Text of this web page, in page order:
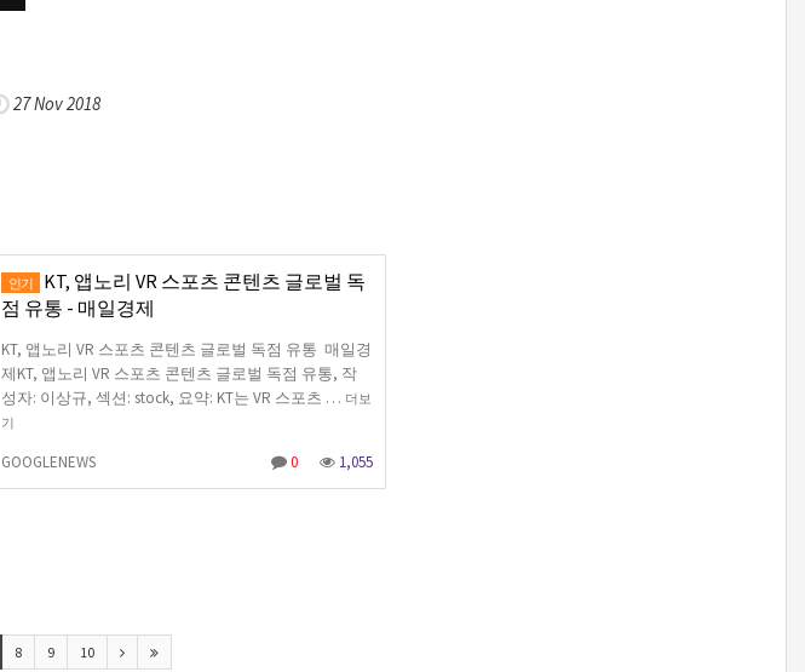
27 Nov 2018
인기
KT, 앱노리 VR 스포츠 콘텐츠 글로벌 독
점 유통 - 매일경제
KT, 앱노리 VR 스포츠 콘텐츠 글로벌 독점 유통 매일경
제KT, 앱노리 VR 스포츠 콘텐츠 글로벌 독점 유통, 작
성자: 이상규, 섹션: stock, 요약: KT는 VR 스포츠 … 더보
기
GOOGLENEWS 0 1,055
8 9 10